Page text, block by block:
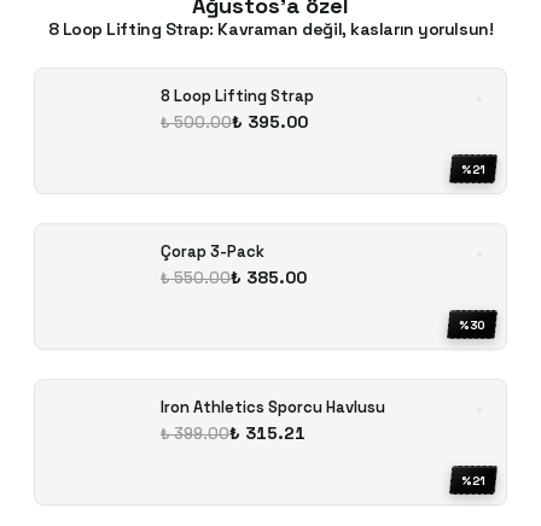
8 Loop Lifting Strap: Kavraman değil, kasların yorulsun!
8 Loop Lifting Strap
₺ 500.00₺ 395.00
%21
Çorap 3-Pack
₺ 550.00₺ 385.00
%30
Iron Athletics Sporcu Havlusu
₺ 399.00₺ 315.21
%21